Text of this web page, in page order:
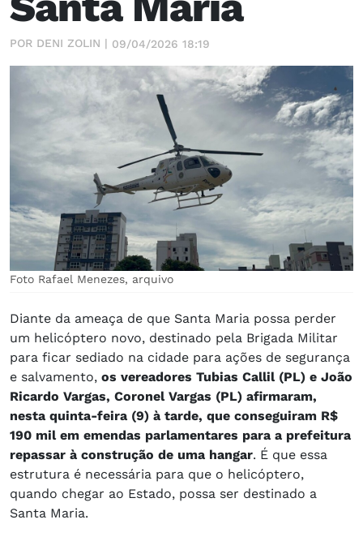
POR DENI ZOLIN | 09/04/2026 18:19
Foto Rafael Menezes, arquivo
Diante da ameaça de que Santa Maria possa perder
um helicóptero novo, destinado pela Brigada Militar
para ficar sediado na cidade para ações de segurança
e salvamento, os vereadores Tubias Callil (PL) e João
Ricardo Vargas, Coronel Vargas (PL) afirmaram,
nesta quinta-feira (9) à tarde, que conseguiram R$
190 mil em emendas parlamentares para a prefeitura
repassar à construção de uma hangar. É que essa
estrutura é necessária para que o helicóptero,
quando chegar ao Estado, possa ser destinado a
Santa Maria.